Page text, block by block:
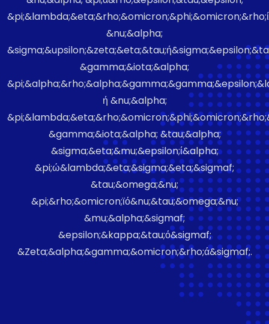
&nu;&alpha;
&gamma;&iota;&alpha;
ή &nu;&alpha;
&gamma;&iota;&alpha; &tau;&alpha;
&sigma;&eta;&mu;&epsilon;ί&alpha;
&pi;ώ&lambda;&eta;&sigma;&eta;&sigmaf;
&tau;&omega;&nu;
&pi;&rho;&omicron;ϊό&nu;&tau;&omega;&nu;
&mu;&alpha;&sigmaf;
&epsilon;&kappa;&tau;ό&sigmaf;
&Zeta;&alpha;&gamma;&omicron;&rho;ά&sigmaf;.